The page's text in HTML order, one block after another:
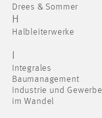
Drees & Sommer
H
Halbleiterwerke
I
Integrales
Baumanagement
Industrie und Gewerbe
im Wandel